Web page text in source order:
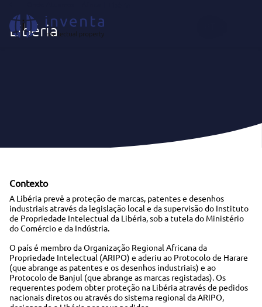
Libéria
Contexto
A Libéria prevê a proteção de marcas, patentes e desenhos
industriais através da legislação local e da supervisão do Instituto
de Propriedade Intelectual da Libéria, sob a tutela do Ministério
do Comércio e da Indústria.
O país é membro da Organização Regional Africana da
Propriedade Intelectual (ARIPO) e aderiu ao Protocolo de Harare
(que abrange as patentes e os desenhos industriais) e ao
Protocolo de Banjul (que abrange as marcas registadas). Os
requerentes podem obter proteção na Libéria através de pedidos
nacionais diretos ou através do sistema regional da ARIPO,